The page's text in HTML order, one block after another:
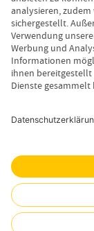
Newsletter-
Copyright © 2026
Cookie-
Mensch.